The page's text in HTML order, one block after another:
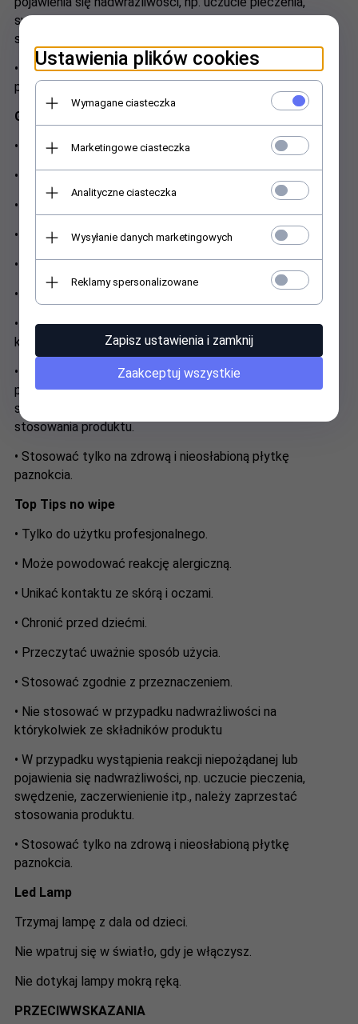
swędzenie, zaczerwienienie itp., należy zaprzestać
stosowania produktu.
• Stosować tylko na zdrową i nieosłabioną płytkę
paznokcia.
Gel Tips strong foundation
• Tylko do użytku profesjonalnego.
• Może powodować reakcję alergiczną.
• Unikać kontaktu ze skórą i oczami.
• Chronić przed dziećmi.
• Przeczytać uważnie sposób użycia.
• Stosować zgodnie z przeznaczeniem.
• Nie stosować w przypadku nadwrażliwości na
którykolwiek ze składników produktu
• W przypadku wystąpienia reakcji niepożądanej lub
pojawienia się nadwrażliwości, np. uczucie pieczenia,
swędzenie, zaczerwienienie itp., należy zaprzestać
stosowania produktu.
• Stosować tylko na zdrową i nieosłabioną płytkę
paznokcia.
Top Tips no wipe
• Tylko do użytku profesjonalnego.
• Może powodować reakcję alergiczną.
• Unikać kontaktu ze skórą i oczami.
• Chronić przed dziećmi.
• Przeczytać uważnie sposób użycia.
• Stosować zgodnie z przeznaczeniem.
• Nie stosować w przypadku nadwrażliwości na
którykolwiek ze składników produktu
• W przypadku wystąpienia reakcji niepożądanej lub
pojawienia się nadwrażliwości, np. uczucie pieczenia,
swędzenie, zaczerwienienie itp., należy zaprzestać
stosowania produktu.
• Stosować tylko na zdrową i nieosłabioną płytkę
paznokcia.
Led Lamp
Trzymaj lampę z dala od dzieci.
Nie wpatruj się w światło, gdy je włączysz.
Nie dotykaj lampy mokrą ręką.
PRZECIWWSKAZANIA
Ustawienia plików cookies
Wymagane ciasteczka
Marketingowe ciasteczka
Analityczne ciasteczka
Wysyłanie danych marketingowych
Reklamy spersonalizowane
Zapisz ustawienia i zamknij
Zaakceptuj wszystkie